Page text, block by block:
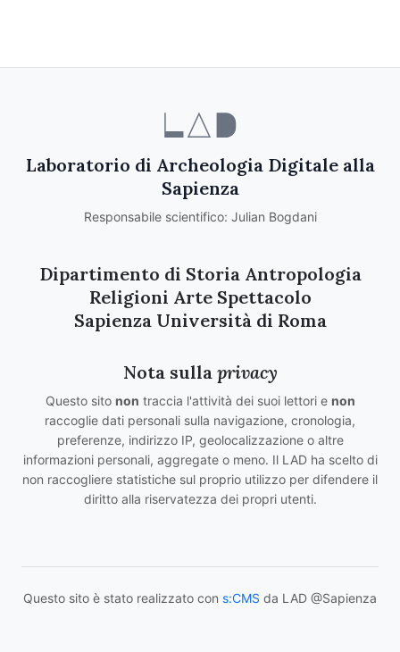
Laboratorio di Archeologia Digitale alla
Sapienza
Responsabile scientifico: Julian Bogdani
Dipartimento di Storia Antropologia
Religioni Arte Spettacolo
Sapienza Università di Roma
Nota sulla privacy
Questo sito non traccia l'attività dei suoi lettori e non
raccoglie dati personali sulla navigazione, cronologia,
preferenze, indirizzo IP, geolocalizzazione o altre
informazioni personali, aggregate o meno. Il LAD ha scelto di
non raccogliere statistiche sul proprio utilizzo per difendere il
diritto alla riservatezza dei propri utenti.
Questo sito è stato realizzato con s:CMS da LAD @Sapienza